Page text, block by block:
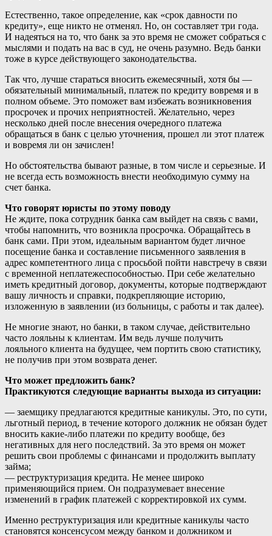
Естественно, такое определение, как «срок давности по
кредиту», еще никто не отменял. Но, он составляет три года.
И надеяться на то, что банк за это время не сможет собраться с
мыслями и подать на вас в суд, не очень разумно. Ведь банки
тоже в курсе действующего законодательства.
Так что, лучше стараться вносить ежемесячный, хотя бы —
обязательный минимальный, платеж по кредиту вовремя и в
полном объеме. Это поможет вам избежать возникновения
просрочек и прочих неприятностей. Желательно, через
несколько дней после внесения очередного платежа
обращаться в банк с целью уточнения, прошел ли этот платеж
и вовремя ли он зачислен!
Но обстоятельства бывают разные, в том числе и серьезные. И
не всегда есть возможность внести необходимую сумму на
счет банка.
Что говорят юристы по этому поводу
Не ждите, пока сотрудник банка сам выйдет на связь с вами,
чтобы напомнить, что возникла просрочка. Обращайтесь в
банк сами. При этом, идеальным вариантом будет личное
посещение банка и составление письменного заявления в
адрес компетентного лица с просьбой пойти навстречу в связи
с временной неплатежеспособностью. При себе желательно
иметь кредитный договор, документы, которые подтверждают
вашу личность и справки, подкрепляющие историю,
изложенную в заявлении (из больницы, с работы и так далее).
Не многие знают, но банки, в таком случае, действительно
часто лояльны к клиентам. Им ведь лучше получить
лояльного клиента на будущее, чем портить свою статистику,
не получив при этом возврата денег.
Что может предложить банк?
Практикуются следующие варианты выхода из ситуации:
— заемщику предлагаются кредитные каникулы. Это, по сути,
льготный период, в течение которого должник не обязан будет
вносить какие-либо платежи по кредиту вообще, без
негативных для него последствий. За это время он может
решить свои проблемы с финансами и продолжить выплату
займа;
— реструктуризация кредита. Не менее широко
применяющийся прием. Он подразумевает внесение
изменений в график платежей с корректировкой их сумм.
Именно реструктуризация или кредитные каникулы часто
становятся консенсусом между банком и должником и